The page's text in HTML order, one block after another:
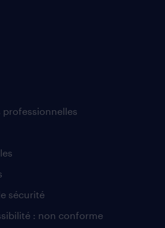
sécurité
: non conforme